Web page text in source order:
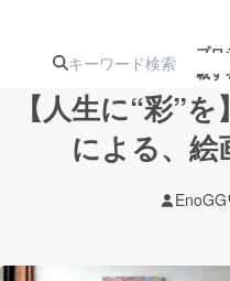
プロ
載す
ジェクト
【人生に“彩”
による、絵
EnoGG